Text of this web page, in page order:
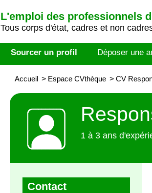
L'emploi des professionnels
Tous corps d'état, cadres et non
Sourcer un profil Déposer une
Accueil > Espace CVthèque > CV
1 à 3 ans
Contact